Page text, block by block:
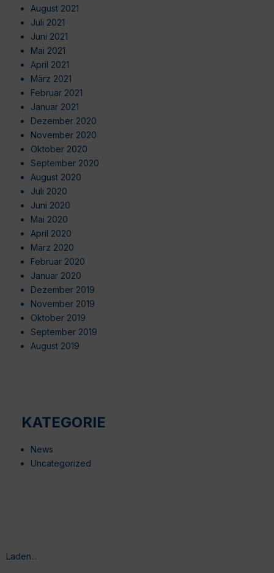
August 2021
Juli 2021
Juni 2021
Mai 2021
April 2021
März 2021
Februar 2021
Januar 2021
Dezember 2020
November 2020
Oktober 2020
September 2020
August 2020
Juli 2020
Juni 2020
Mai 2020
April 2020
März 2020
Februar 2020
Januar 2020
Dezember 2019
November 2019
Oktober 2019
September 2019
August 2019
KATEGORIE
News
Uncategorized
Laden...